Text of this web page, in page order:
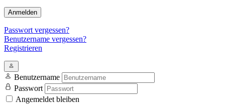
Anmelden
Passwort vergessen?
Benutzername vergessen?
Registrieren
Benutzername
Passwort
Angemeldet bleiben